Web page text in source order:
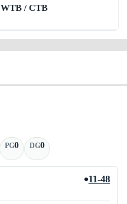
WTB / CTB
PG0 DG0
●11-48